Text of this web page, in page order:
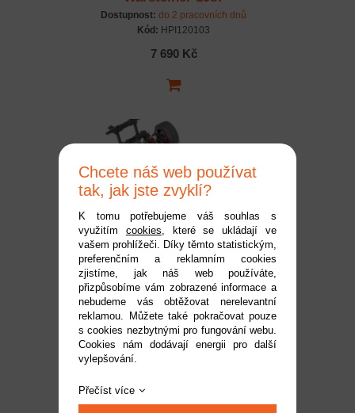
Dostupnost: do 2 pracovních dnů
Kód: HPI120103
7 690 Kč
Traxxas podvozek 4-Tec
2.0 1:10 VXL TQi RTR
Dostupnost:
do 2 pracovních dnů
Kód:TRA83076-4
10 599 Kč
Chcete náš web používat
tak, jak jste zvyklí?
K tomu potřebujeme váš souhlas s
využitím cookies, které se ukládají ve
vašem prohlížeči. Díky těmto statistickým,
preferenčním a reklamním cookies
zjistíme, jak náš web používáte,
přizpůsobíme vám zobrazené informace a
nebudeme vás obtěžovat nerelevantní
reklamou. Můžete také pokračovat pouze
s cookies nezbytnými pro fungování webu.
Cookies nám dodávají energii pro další
vylepšování.
Přečíst více